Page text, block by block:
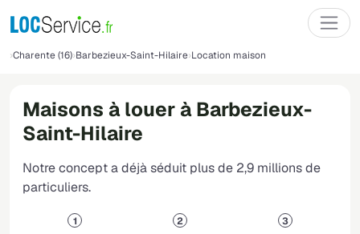
Charente (16) Barbezieux-Saint-Hilaire Location maison
Maisons à louer à Barbezieux-
Saint-Hilaire
Notre concept a déjà séduit plus de 2,9 millions de
particuliers.